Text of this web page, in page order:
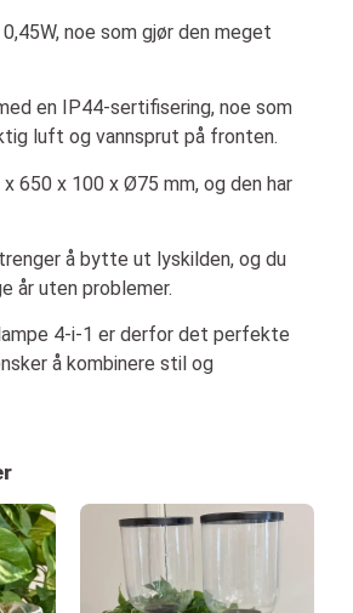
noe som gjør den meget
en IP44-sertifisering, noe som
luft og vannsprut på fronten.
650 x 100 x Ø75 mm, og den har
å bytte ut lyskilden, og du
år uten problemer.
4-i-1 er derfor det perfekte
å kombinere stil og